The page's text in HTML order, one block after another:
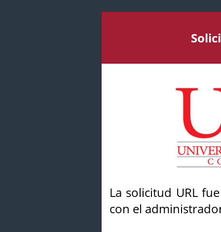
La solicitud URL
con el